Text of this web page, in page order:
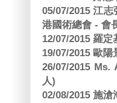
05/07/2015 江
港國術總會 - 會
12/07/2015 羅
19/07/2015 歐
26/07/2015
人)
02/08/2015 施